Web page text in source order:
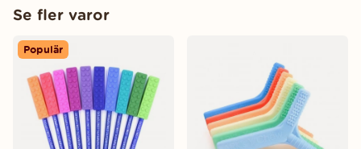
Se fler varor
Populär